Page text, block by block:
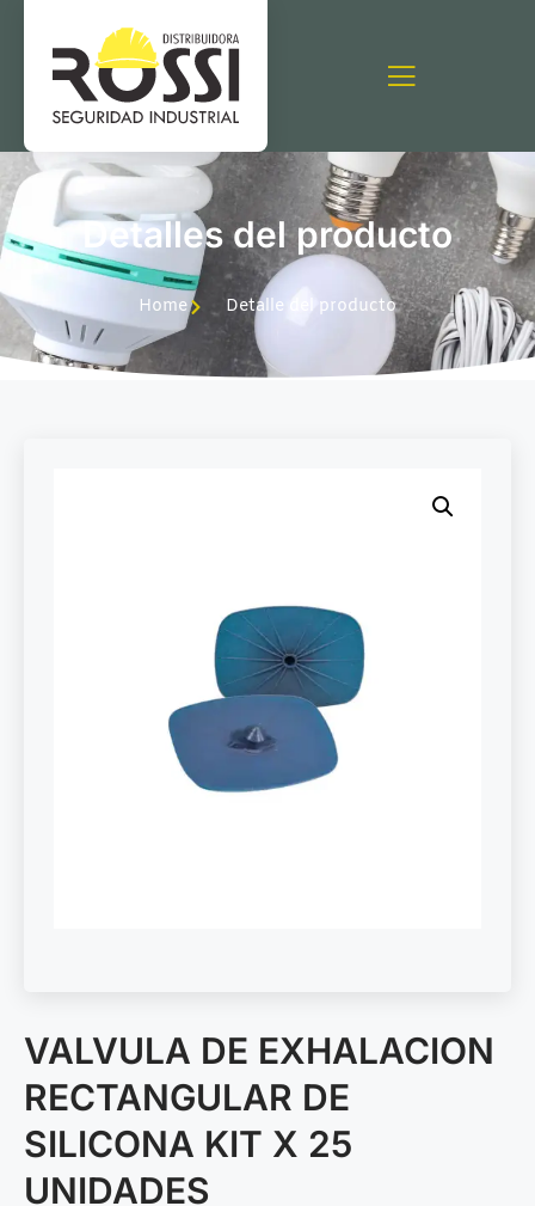
Detalles del producto
Home Detalle del producto
VALVULA DE EXHALACION
RECTANGULAR DE
SILICONA KIT X 25
UNIDADES